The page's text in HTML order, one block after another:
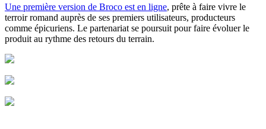
Une première version de Broco est en ligne, prête à faire vivre le
terroir romand auprès de ses premiers utilisateurs, producteurs
comme épicuriens. Le partenariat se poursuit pour faire évoluer le
produit au rythme des retours du terrain.